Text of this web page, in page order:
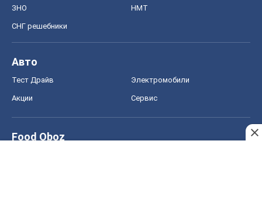
ЗНО НМТ
СНГ решебники
Авто
Тест Драйв Электромобили
Акции Сервис
Food Oboz